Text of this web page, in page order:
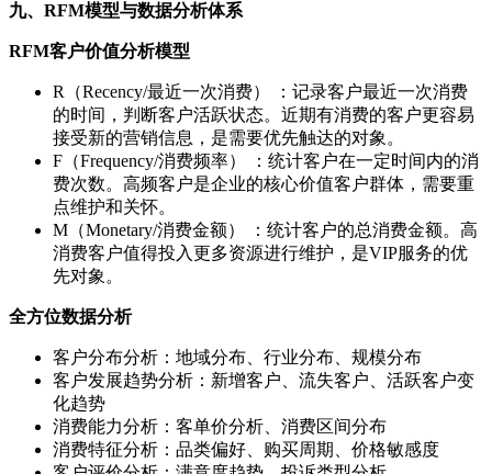
九、RFM模型与数据分析体系
RFM客户价值分析模型
R（Recency/最近一次消费） ：记录客户最近一次消费
的时间，判断客户活跃状态。近期有消费的客户更容易
接受新的营销信息，是需要优先触达的对象。
F（Frequency/消费频率） ：统计客户在一定时间内的消
费次数。高频客户是企业的核心价值客户群体，需要重
点维护和关怀。
M（Monetary/消费金额） ：统计客户的总消费金额。高
消费客户值得投入更多资源进行维护，是VIP服务的优
先对象。
全方位数据分析
客户分布分析：地域分布、行业分布、规模分布
客户发展趋势分析：新增客户、流失客户、活跃客户变
化趋势
消费能力分析：客单价分析、消费区间分布
消费特征分析：品类偏好、购买周期、价格敏感度